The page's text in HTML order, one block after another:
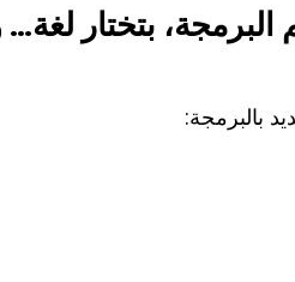
بتختار لغة…
بالبرمجة: